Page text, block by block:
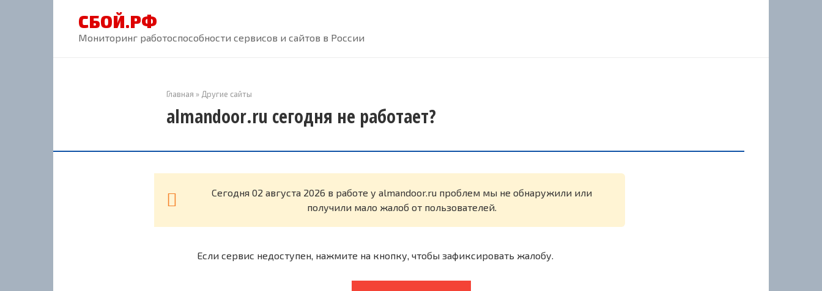
СБОЙ.РФ
Мониторинг работоспособности сервисов и сайтов в России
Главная » Другие сайты
almandoor.ru сегодня не работает?
Cегодня 02 августа 2026 в работе у almandoor.ru проблем мы не обнаружили или
получили мало жалоб от пользователей.
Если сервис недоступен, нажмите на кнопку, чтобы зафиксировать жалобу.